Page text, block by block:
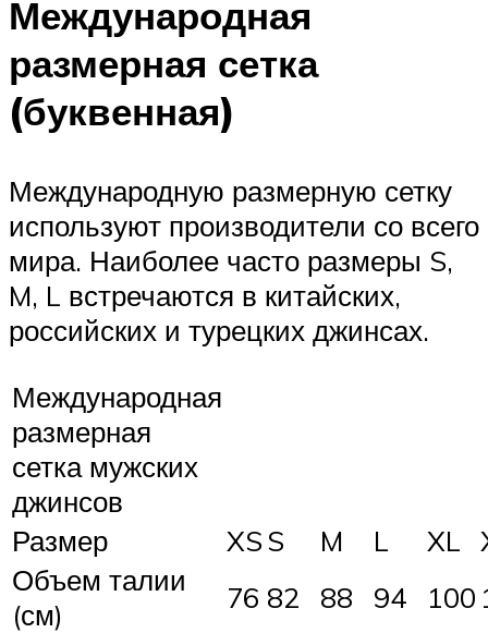
Международная
размерная сетка
(буквенная)
Международную размерную сетку
используют производители со всего
мира. Наиболее часто размеры S,
M, L встречаются в китайских,
российских и турецких джинсах.
Международная
размерная
сетка мужских
джинсов
Размер
XSS M L XL
Объем талии
(см)
76 82 88 94 100